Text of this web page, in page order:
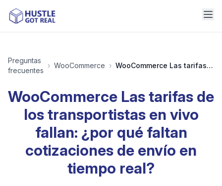
Preguntas
frecuentes
› WooCommerce › WooCommerce Las tarifas de los transportistas en vivo fallan: ¿por qué faltan cotizaciones de envío en tiempo real?
WooCommerce Las tarifas de
los transportistas en vivo
fallan: ¿por qué faltan
cotizaciones de envío en
tiempo real?